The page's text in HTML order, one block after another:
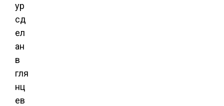
ур
сд
ел
ан
в
гля
нц
ев